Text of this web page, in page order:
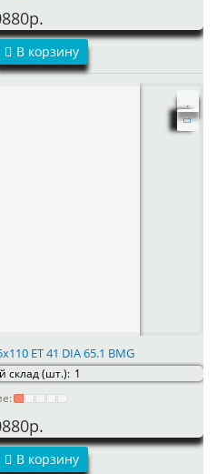
В корзину
ET 41 DIA 65.1 BMG
склад (шт.): 1
В корзину